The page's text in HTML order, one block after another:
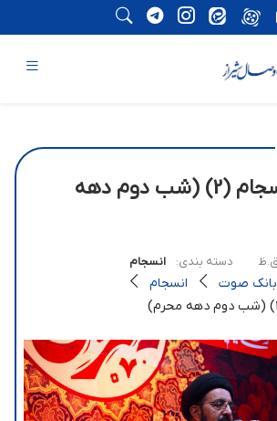
سخنرانی | انسجام (2) (شب دوم دهه
دسته بندی: انسجام
بانک صوت
انسجام